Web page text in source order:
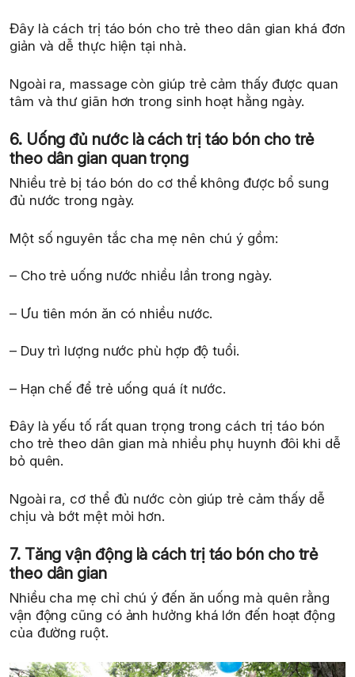
Đây là cách trị táo bón cho trẻ theo dân gian khá đơn
giản và dễ thực hiện tại nhà.
Ngoài ra, massage còn giúp trẻ cảm thấy được quan
tâm và thư giãn hơn trong sinh hoạt hằng ngày.
6. Uống đủ nước là cách trị táo bón cho trẻ
theo dân gian quan trọng
Nhiều trẻ bị táo bón do cơ thể không được bổ sung
đủ nước trong ngày.
Một số nguyên tắc cha mẹ nên chú ý gồm:
– Cho trẻ uống nước nhiều lần trong ngày.
– Ưu tiên món ăn có nhiều nước.
– Duy trì lượng nước phù hợp độ tuổi.
– Hạn chế để trẻ uống quá ít nước.
Đây là yếu tố rất quan trọng trong cách trị táo bón
cho trẻ theo dân gian mà nhiều phụ huynh đôi khi dễ
bỏ quên.
Ngoài ra, cơ thể đủ nước còn giúp trẻ cảm thấy dễ
chịu và bớt mệt mỏi hơn.
7. Tăng vận động là cách trị táo bón cho trẻ
theo dân gian
Nhiều cha mẹ chỉ chú ý đến ăn uống mà quên rằng
vận động cũng có ảnh hưởng khá lớn đến hoạt động
của đường ruột.